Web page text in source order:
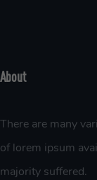
About
There are many
of lorem ipsum
majority suffered.